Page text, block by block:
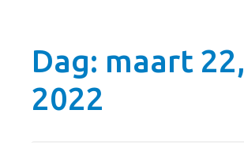
Dag: maart 22,
2022